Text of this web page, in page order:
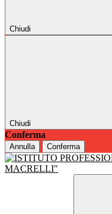
Chiudi
Chiudi
Conferma
Annulla Conferma